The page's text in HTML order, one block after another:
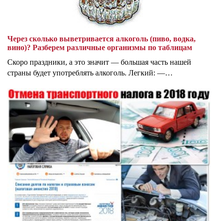
Через сколько выветривается алкоголь (пиво, водка,
вино)? Разберем различные организмы по таблицам
Скоро праздники, а это значит — большая часть нашей
страны будет употреблять алкоголь. Легкий: —…